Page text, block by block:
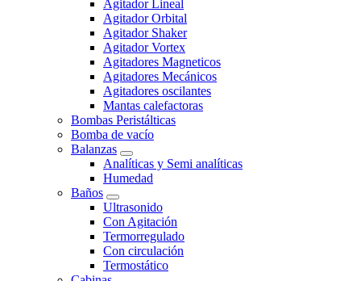
Agitador Lineal
Agitador Orbital
Agitador Shaker
Agitador Vortex
Agitadores Magneticos
Agitadores Mecánicos
Agitadores oscilantes
Mantas calefactoras
Bombas Peristálticas
Bomba de vacío
Balanzas
Analíticas y Semi analíticas
Humedad
Baños
Ultrasonido
Con Agitación
Termorregulado
Con circulación
Termostático